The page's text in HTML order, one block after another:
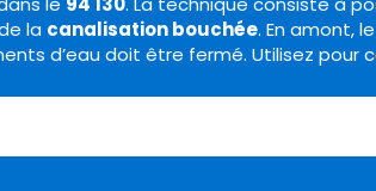
la canalisation bouchée. En amont,
d’eau doit être fermé. Utilisez pour